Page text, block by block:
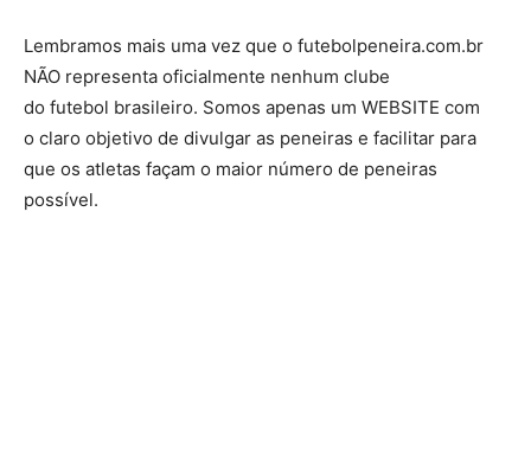
Lembramos mais uma vez que o futebolpeneira.com.br
NÃO representa oficialmente nenhum clube
do futebol brasileiro. Somos apenas um WEBSITE com
o claro objetivo de divulgar as peneiras e facilitar para
que os atletas façam o maior número de peneiras
possível.